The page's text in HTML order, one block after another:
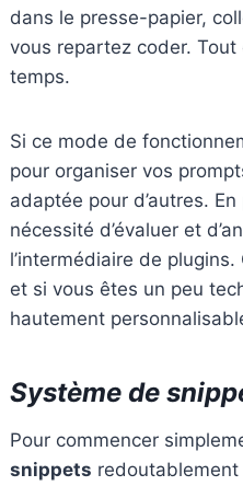
dans le presse-papier,
vous repartez coder.
temps.
Si ce mode de
pour organiser vos
adaptée pour d’autres.
nécessité d’évaluer et
l’intermédiaire de
et si vous êtes un peu
hautement
Système de
Pour commencer
snippets